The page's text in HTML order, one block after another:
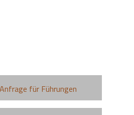
Anfrage für Führungen